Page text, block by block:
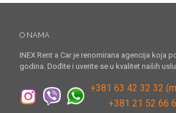
O NAMA
INEX Rent a Car je renomirana agencija koja
godina. Dođite i uverite se u kvalitet naših
+381 63 42 32 32
+381 21 52 66